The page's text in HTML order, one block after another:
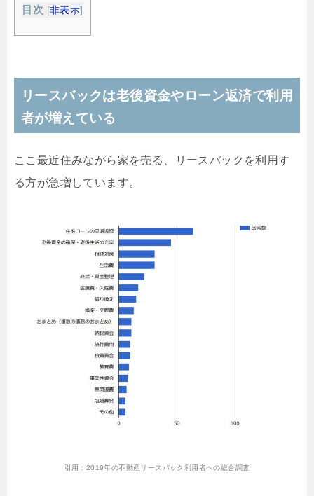
目次 [非表示]
リースバックは老後資金やローン返済で利用
者が増えている
ここ最近住みながら家を売る、リースバックを利用す
る方が急増しています。
引用： 2019年の不動産リースバック利用者への総合調査